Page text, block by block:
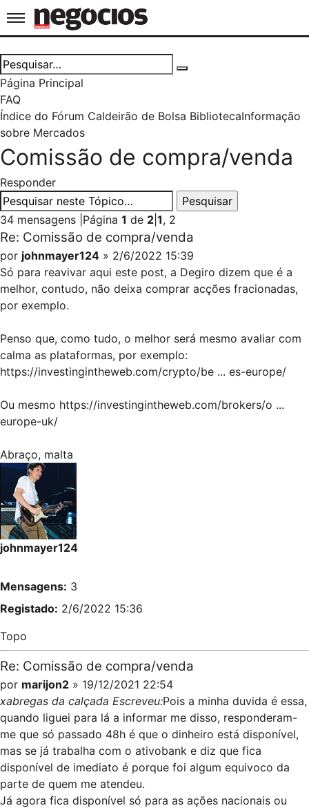
Jornal de Negócios
Página Principal
FAQ
Índice do Fórum Caldeirão de Bolsa BibliotecaInformação
sobre Mercados
Comissão de compra/venda
Responder
34 mensagens Página 1 de 2 1, 2
Re: Comissão de compra/venda
por johnmayer124 » 2/6/2022 15:39
Só para reavivar aqui este post, a Degiro dizem que é a
melhor, contudo, não deixa comprar acções fracionadas,
por exemplo.
Penso que, como tudo, o melhor será mesmo avaliar com
calma as plataformas, por exemplo:
https://investingintheweb.com/crypto/be ... es-europe/
Ou mesmo https://investingintheweb.com/brokers/o ...
europe-uk/
Abraço, malta
johnmayer124
Mensagens: 3
Registado: 2/6/2022 15:36
Topo
Re: Comissão de compra/venda
por marijon2 » 19/12/2021 22:54
xabregas da calçada Escreveu:Pois a minha duvida é essa,
quando liguei para lá a informar me disso, responderam-
me que só passado 48h é que o dinheiro está disponível,
mas se já trabalha com o ativobank e diz que fica
disponível de imediato é porque foi algum equivoco da
parte de quem me atendeu.
Já agora fica disponível só para as ações nacionais ou